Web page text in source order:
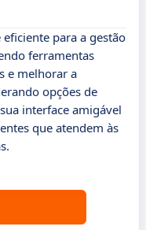
para a gestão
ferramentas
e melhorar a
opções de
interface amigável
que atendem às